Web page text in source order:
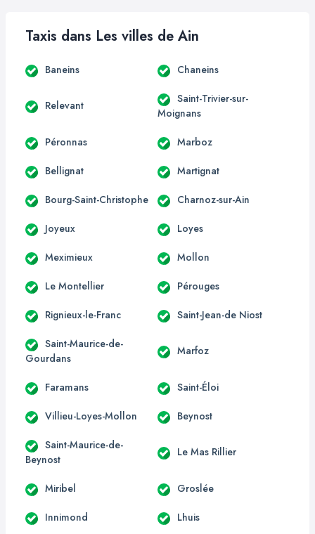
Taxis dans Les villes de Ain
Baneins Chaneins
Relevant
Saint-Trivier-sur-
Moignans
Péronnas Marboz
Bellignat Martignat
Bourg-Saint-Christophe Charnoz-sur-Ain
Joyeux Loyes
Meximieux Mollon
Le Montellier Pérouges
Rignieux-le-Franc Saint-Jean-de Niost
Saint-Maurice-de-
Gourdans
Marfoz
Faramans Saint-Éloi
Villieu-Loyes-Mollon Beynost
Saint-Maurice-de-
Beynost
Le Mas Rillier
Miribel Groslée
Innimond Lhuis